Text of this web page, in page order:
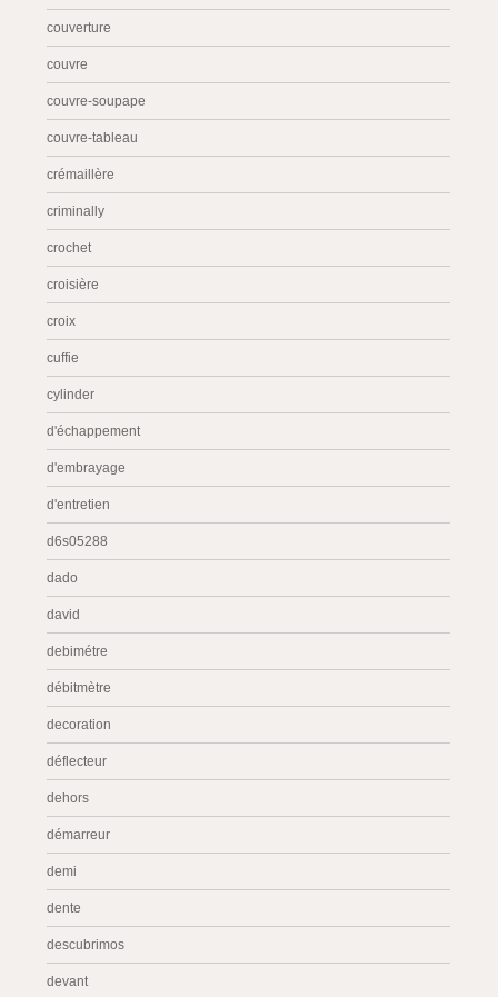
couverture
couvre
couvre-soupape
couvre-tableau
crémaillère
criminally
crochet
croisière
croix
cuffie
cylinder
d'échappement
d'embrayage
d'entretien
d6s05288
dado
david
debimétre
débitmètre
decoration
déflecteur
dehors
démarreur
demi
dente
descubrimos
devant